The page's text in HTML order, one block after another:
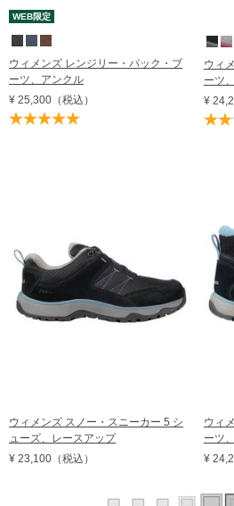
WEB限定
ウィメンズ レンジリー・パック・ブ
ーツ、アンクル
¥ 25,300 （税込）
ウィ
ーツ
¥
ウィメンズ スノー・スニーカー 5 シ
ューズ、レースアップ
¥ 23,100 （税込）
ウィ
ーツ
¥